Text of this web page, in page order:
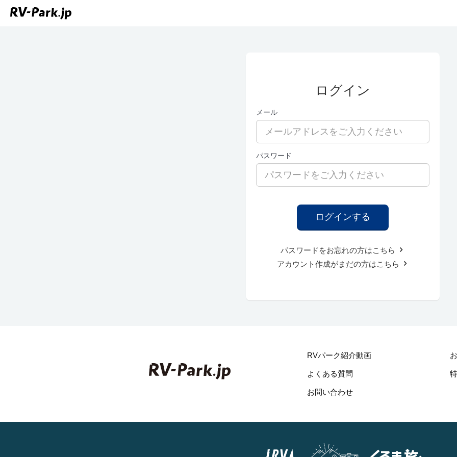
ログイン
メール
パスワード
パスワードをお忘れの方はこちら
アカウント作成がまだの方はこちら
RVパーク紹介動画
よくある質問
お問い合わせ